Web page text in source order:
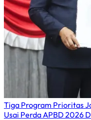
Tiga Program Prioritas
Usai Perda APBD 2026